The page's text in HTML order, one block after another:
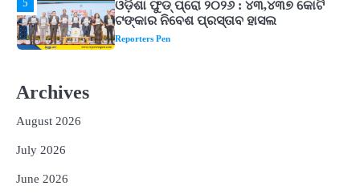
1
ଘରର ବାସ୍ତୁଦୋଷ ଦୂର କରିବ ଲିଲି ଫୁଲ!
Reporters Pen
Archives
August 2026
July 2026
June 2026